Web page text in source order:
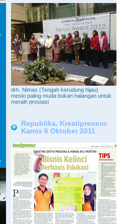
drh. Nimas (Tengah kerudung hijau)
meski paling muda bukan halangan untuk
meraih prestasi
Republika, Kreatipreneur.
Kamis 6 Oktober 2011